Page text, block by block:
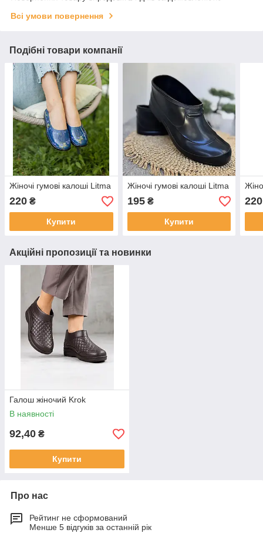
Всі умови повернення
Подібні товари компанії
Жіночі гумові калоші Litma
220 ₴
Купити
Жіночі гумові калоші Litma
195₴
Купити
220
Акційні пропозиції та новинки
Галош жіночий Krok
В наявності
92,40 ₴
Купити
Про нас
Рейтинг не сформований
Менше 5 відгуків за останній рік